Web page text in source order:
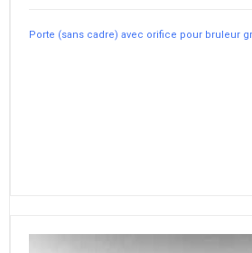
Porte (sans cadre) avec orifice pour bruleur